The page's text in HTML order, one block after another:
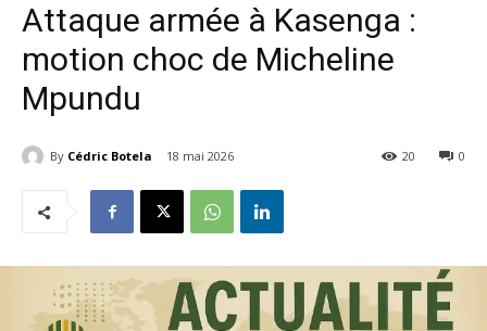
Attaque armée à Kasenga :
motion choc de Micheline
Mpundu
By Cédric Botela 18 mai 2026 0
20